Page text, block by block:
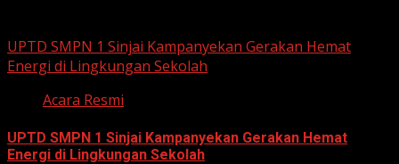
UPTD SMPN 1 Sinjai Kampanyekan Gerakan Hemat
Energi di Lingkungan Sekolah
Acara Resmi
UPTD SMPN 1 Sinjai Kampanyekan Gerakan Hemat
Energi di Lingkungan Sekolah